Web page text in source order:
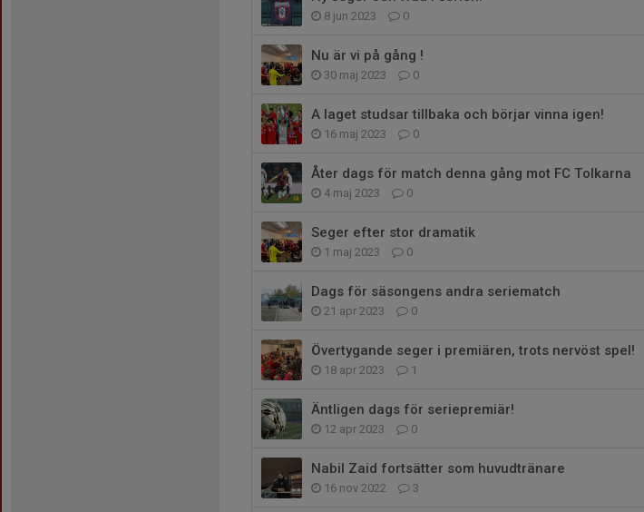
8 jun 2023 0
Nu är vi på gång !
30 maj 2023 0
A laget studsar tillbaka och börjar vinna igen!
16 maj 2023 0
Åter dags för match denna gång mot FC Tolkarna
4 maj 2023 0
Seger efter stor dramatik
1 maj 2023 0
Dags för säsongens andra seriematch
21 apr 2023 0
Övertygande seger i premiären, trots nervöst spel!
18 apr 2023 1
Äntligen dags för seriepremiär!
12 apr 2023 0
Nabil Zaid fortsätter som huvudtränare
16 nov 2022 3